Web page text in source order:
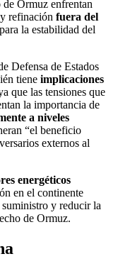
de Ormuz enfrentan
refinación fuera del
la estabilidad del
Defensa de Estados
tiene implicaciones
que las tensiones que
la importancia de
a niveles
“el beneficio
externos al
energéticos
en el continente
y reducir la
de Ormuz.